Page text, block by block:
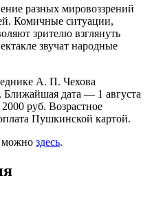
разных мировоззрений
Комичные ситуации,
зрителю взглянуть
звучат народные
А. П. Чехова
дата — 1 августа
руб. Возрастное
Пушкинской картой.
можно здесь.